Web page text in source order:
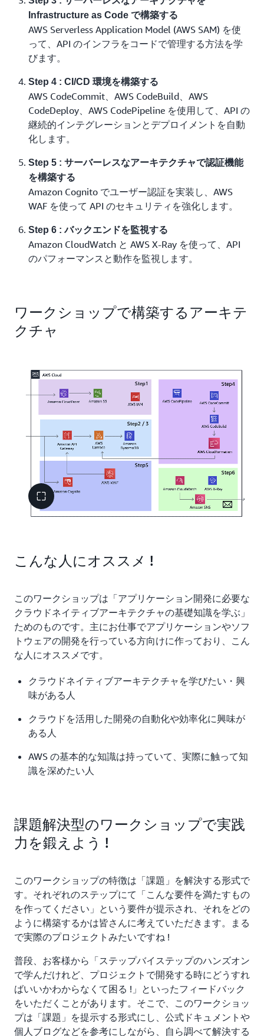
Infrastructure as Code で構築する
AWS Serverless Application Model (AWS SAM) を使
って、API のインフラをコードで管理する方法を学
びます。
Step 4 : CI/CD 環境を構築する
AWS CodeCommit、AWS CodeBuild、AWS
CodeDeploy、AWS CodePipeline を使用して、API の
継続的インテグレーションとデプロイメントを自動
化します。
Step 5 : サーバーレスなアーキテクチャで認証機能
を構築する
Amazon Cognito でユーザー認証を実装し、AWS
WAF を使って API のセキュリティを強化します。
Step 6 : バックエンドを監視する
Amazon CloudWatch と AWS X-Ray を使って、API
のパフォーマンスと動作を監視します。
ワークショップで構築するアーキテ
クチャ
こんな人にオススメ !
このワークショップは「アプリケーション開発に必要な
クラウドネイティブアーキテクチャの基礎知識を学ぶ」
ためのものです。主にお仕事でアプリケーションやソフ
トウェアの開発を行っている方向けに作っており、こん
な人にオススメです。
クラウドネイティブアーキテクチャを学びたい・興
味がある人
クラウドを活用した開発の自動化や効率化に興味が
ある人
AWS の基本的な知識は持っていて、実際に触って知
識を深めたい人
課題解決型のワークショップで実践
力を鍛えよう !
このワークショップの特徴は「課題」を解決する形式で
す。それぞれのステップにて「こんな要件を満たすもの
を作ってください」という要件が提示され、それをどの
ように構築するかは皆さんに考えていただきます。まる
で実際のプロジェクトみたいですね !
普段、お客様から「ステップバイステップのハンズオン
で学んだけれど、プロジェクトで開発する時にどうすれ
ばいいかわからなくて困る !」といったフィードバック
をいただくことがあります。そこで、このワークショッ
プは「課題」を提示する形式にし、公式ドキュメントや
個人ブログなどを参考にしながら、自ら調べて解決する